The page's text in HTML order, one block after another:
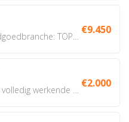
€9.450
€2.000